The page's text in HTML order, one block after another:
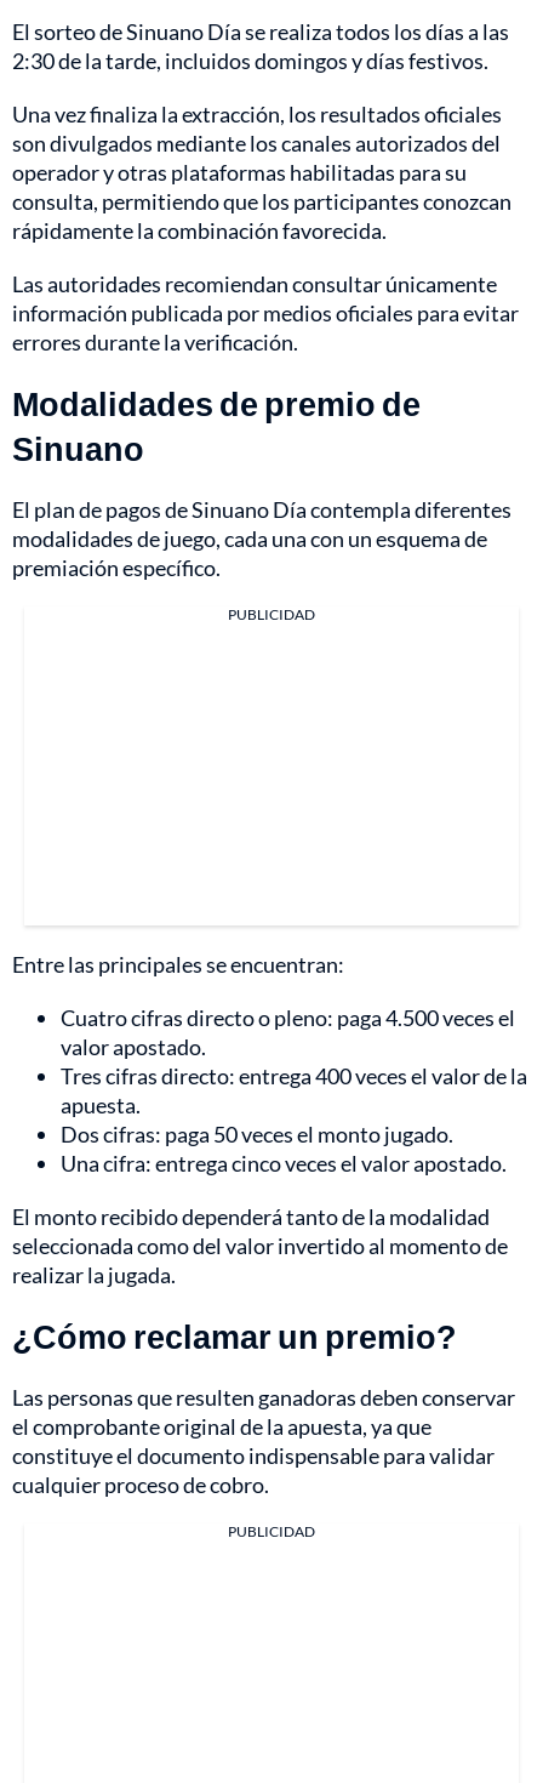
El sorteo de Sinuano Día se realiza todos los días a las
2:30 de la tarde, incluidos domingos y días festivos.
Una vez finaliza la extracción, los resultados oficiales
son divulgados mediante los canales autorizados del
operador y otras plataformas habilitadas para su
consulta, permitiendo que los participantes conozcan
rápidamente la combinación favorecida.
Las autoridades recomiendan consultar únicamente
información publicada por medios oficiales para evitar
errores durante la verificación.
Modalidades de premio de
Sinuano
El plan de pagos de Sinuano Día contempla diferentes
modalidades de juego, cada una con un esquema de
premiación específico.
PUBLICIDAD
Entre las principales se encuentran:
Cuatro cifras directo o pleno: paga 4.500 veces el
valor apostado.
Tres cifras directo: entrega 400 veces el valor de la
apuesta.
Dos cifras: paga 50 veces el monto jugado.
Una cifra: entrega cinco veces el valor apostado.
El monto recibido dependerá tanto de la modalidad
seleccionada como del valor invertido al momento de
realizar la jugada.
¿Cómo reclamar un premio?
Las personas que resulten ganadoras deben conservar
el comprobante original de la apuesta, ya que
constituye el documento indispensable para validar
cualquier proceso de cobro.
PUBLICIDAD